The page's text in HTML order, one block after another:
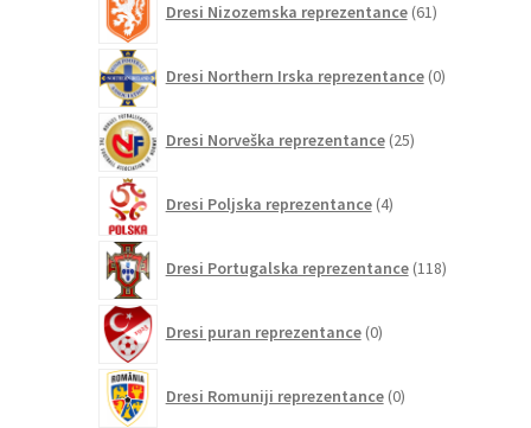
Dresi Nizozemska reprezentance 61izdelkov
Dresi Northern Irska reprezentance 0izdelkov
Dresi Norveška reprezentance 25izdelkov
Dresi Poljska reprezentance 4izdelki
Dresi Portugalska reprezentance 118izdelkov
Dresi puran reprezentance 0izdelkov
Dresi Romuniji reprezentance 0izdelkov